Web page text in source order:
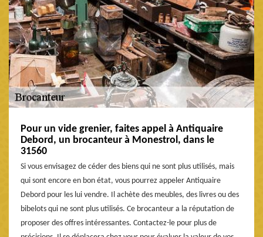
Pour un vide grenier, faites appel à Antiquaire
Debord, un brocanteur à Monestrol, dans le
31560
Si vous envisagez de céder des biens qui ne sont plus utilisés, mais
qui sont encore en bon état, vous pourrez appeler Antiquaire
Debord pour les lui vendre. Il achète des meubles, des livres ou des
bibelots qui ne sont plus utilisés. Ce brocanteur a la réputation de
proposer des offres intéressantes. Contactez-le pour plus de